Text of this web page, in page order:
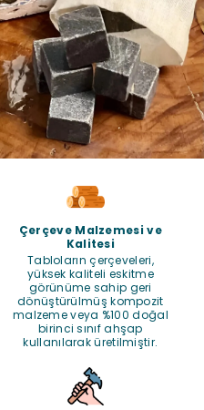
Çerçeve Malzemesi ve
Kalitesi
Tabloların çerçeveleri,
yüksek kaliteli eskitme
görünüme sahip geri
dönüştürülmüş kompozit
malzeme veya %100 doğal
birinci sınıf ahşap
kullanılarak üretilmiştir.